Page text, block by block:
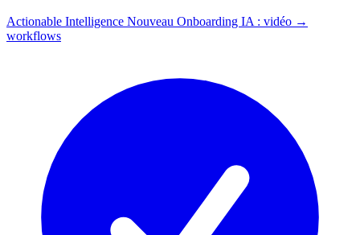
Actionable Intelligence Nouveau Onboarding IA : vidéo →
workflows